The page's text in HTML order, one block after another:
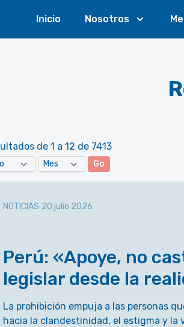
Inicio Nosotros
de 1 a 12 de 7413
Go
NOTICIAS 20 julio 2026
Perú: «Apoye, no
legislar desde la
La prohibición empuja a las personas
hacia la clandestinidad, el estigma y